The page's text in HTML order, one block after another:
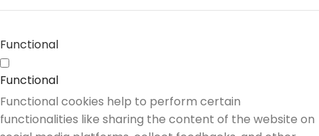
Functional
Functional
Functional cookies help to perform certain
functionalities like sharing the content of the website on